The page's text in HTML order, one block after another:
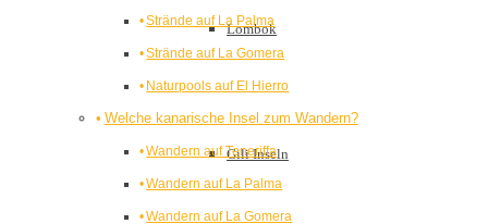
Lombok
Gili Inseln
Strände auf La Palma
Strände auf La Gomera
Naturpools auf El Hierro
Welche kanarische Insel zum Wandern?
Wandern auf Teneriffa
Wandern auf La Palma
Wandern auf La Gomera